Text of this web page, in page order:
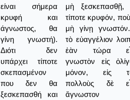
είναι σήμερα
κρυφή και
άγνωστος, θα
γίνη γνωστή).
Διότι δεν
υπάρχει τίποτε
σκεπασμένον
που δεν θα
ξεσκεπασθή και
μὴ ξεσκεπασθῇ,
τίποτε κρυφόν,
μὴ γίνῃ
τὸ εὐαγγέλιον
ἐὰν τώρα
γνωστὸν εἰς
μόνον, εἰς
πολλοὺς δὲ
ἄγνωστον